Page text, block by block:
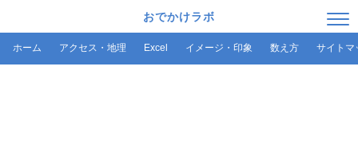
おでかけラボ
ホーム アクセス・地理 Excel イメージ・印象 数え方 サイトマ